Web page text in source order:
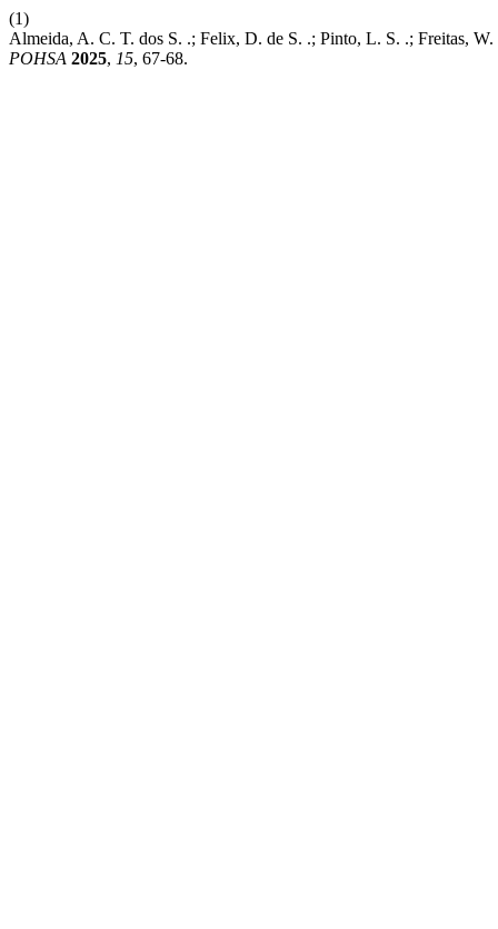
(1)
Almeida, A. C. T. dos S. .; Felix, D. de S. .; Pinto, L. S. .; Freitas,
POHSA 2025, 15, 67-68.